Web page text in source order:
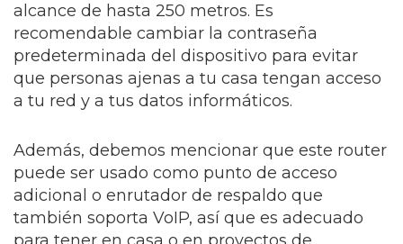
alcance de hasta 250 metros. Es
recomendable cambiar la contraseña
predeterminada del dispositivo para evitar
que personas ajenas a tu casa tengan acceso
a tu red y a tus datos informáticos.
Además, debemos mencionar que este router
puede ser usado como punto de acceso
adicional o enrutador de respaldo que
también soporta VoIP, así que es adecuado